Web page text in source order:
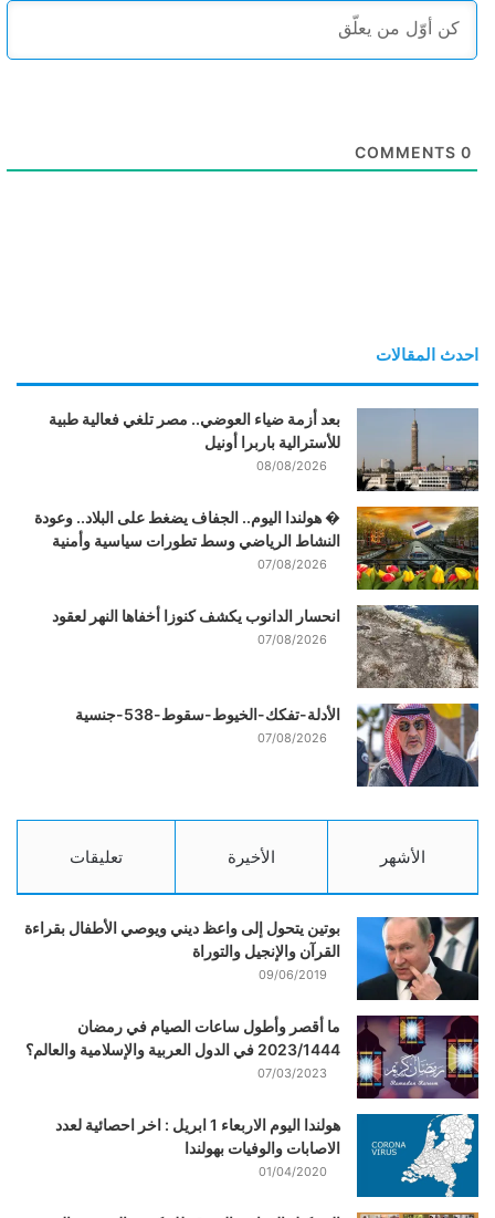
0
احدث المقالات
بعد أزمة ضياء العوضي.. مصر تلغي فعالية طبية
للأسترالية باربرا أونيل
08/08/2026
� هولندا اليوم.. الجفاف يضغط على البلاد.. وعودة
النشاط الرياضي وسط تطورات سياسية وأمنية
07/08/2026
انحسار الدانوب يكشف كنوزا أخفاها النهر لعقود
07/08/2026
الأدلة-تفكك-الخيوط-سقوط-538-جنسية
07/08/2026
الأشهر الأخيرة تعليقات
بوتين يتحول إلى واعظ ديني ويوصي الأطفال بقراءة
القرآن والإنجيل والتوراة
09/06/2019
ما أقصر وأطول ساعات الصيام في رمضان
2023/1444 في الدول العربية والإسلامية والعالم؟
07/03/2023
هولندا اليوم الاربعاء 1 ابريل : اخر احصائية لعدد
الاصابات والوفيات بهولندا
01/04/2020